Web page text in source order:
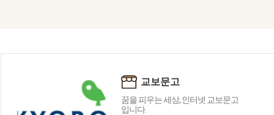
교보문고
꿈을 피우는 세상, 인터넷 교보문고
입니다.